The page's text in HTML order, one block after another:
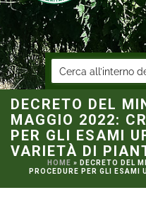
DECRETO DEL
MAGGIO 2022:
PER GLI ESAMI
VARIETÀ DI
HOME » DECRETO DEL
PROCEDURE PER GLI